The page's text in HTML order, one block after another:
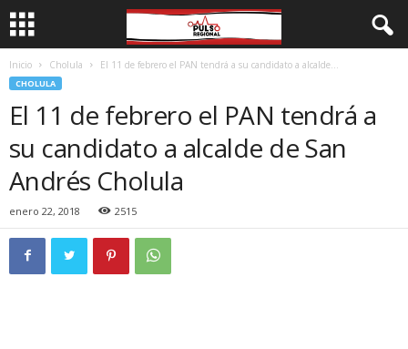
Inicio Cholula El 11 de febrero el PAN tendrá a su candidato a alcalde...
CHOLULA
El 11 de febrero el PAN tendrá a
su candidato a alcalde de San
Andrés Cholula
enero 22, 2018 2515